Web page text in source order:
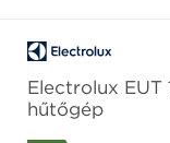
Electrolux EUT
hűtőgép